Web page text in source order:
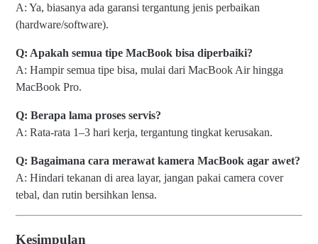
A: Ya, biasanya ada garansi tergantung jenis perbaikan
(hardware/software).
Q: Apakah semua tipe MacBook bisa diperbaiki?
A: Hampir semua tipe bisa, mulai dari MacBook Air hingga
MacBook Pro.
Q: Berapa lama proses servis?
A: Rata-rata 1–3 hari kerja, tergantung tingkat kerusakan.
Q: Bagaimana cara merawat kamera MacBook agar awet?
A: Hindari tekanan di area layar, jangan pakai camera cover
tebal, dan rutin bersihkan lensa.
Kesimpulan